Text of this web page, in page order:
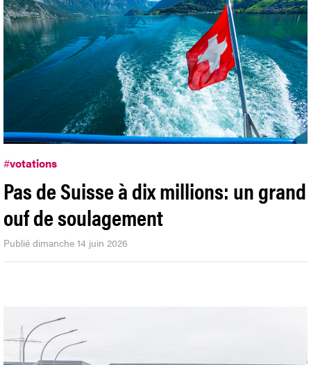
#votations
Pas de Suisse à dix millions: un grand
ouf de soulagement
Publié dimanche 14 juin 2026